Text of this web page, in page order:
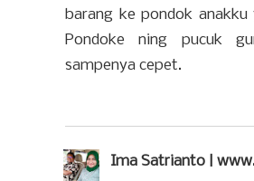
barang ke pondok anakku
Pondoke ning pucuk
sampenya cepet.
Ima Satrianto |